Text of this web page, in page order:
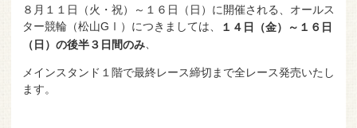
８月１１日（火・祝）～１６日（日）に開催される、オールス
ター競輪（松山GⅠ）につきましては、
１４日（金）～１６日
（日）の後半３日間のみ
メインスタンド１階で最終レース締切まで全レース発売いたし
ます。